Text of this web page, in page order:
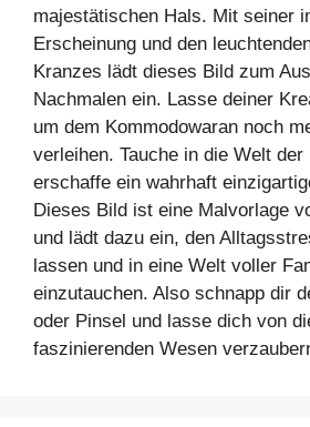
majestätischen Hals. Mit seiner
Erscheinung und den
Kranzes lädt dieses Bild zum
Nachmalen ein. Lasse deiner
um dem Kommodowaran noch
verleihen. Tauche in die Welt der
erschaffe ein wahrhaft
Dieses Bild ist eine Malvorlage
und lädt dazu ein, den
lassen und in eine Welt voller
einzutauchen. Also schnapp dir
oder Pinsel und lasse dich von
faszinierenden Wesen